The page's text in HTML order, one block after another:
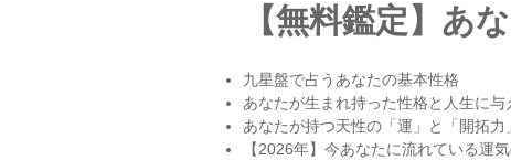
【無料鑑定】あ
九星盤で占うあなたの基本性格
あなたが生まれ持った性格と人生に与
あなたが持つ天性の「運」と「開拓力」
【2026年】今あなたに流れている運